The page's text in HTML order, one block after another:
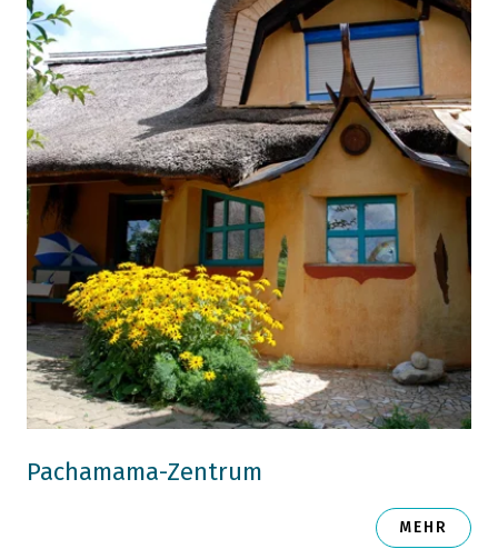
Pachamama-Zentrum
MEHR